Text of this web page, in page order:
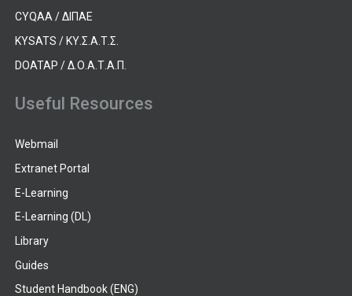
CYQAA / ΔΙΠΑΕ
KYSATS / ΚΥ.Σ.Α.Τ.Σ.
DOATAP / Δ.Ο.Α.Τ.Α.Π.
Useful Resources
Webmail
Extranet Portal
E-Learning
E-Learning (DL)
Library
Guides
Student Handbook (ENG)